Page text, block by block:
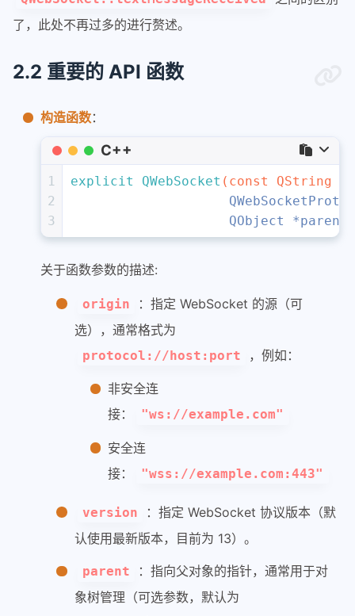
了，此处不再过多的进行赘述。
2.2 重要的 API 函数
构造函数：
C++
1
2
3
explicit QWebSocket ( const
QString
QObject
关于函数参数的描述:
origin
：指定 WebSocket 的源（可
选），通常格式为
protocol://host:port ，例如：
非安全连
接：
"ws://example.com"
安全连
接：
"wss://example.com:443"
version
：指定 WebSocket 协议版本（默
认使用最新版本，目前为 13）。
parent
：指向父对象的指针，通常用于对
象树管理（可选参数，默认为